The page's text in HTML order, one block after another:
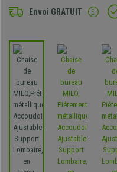
Envoi GRATUIT